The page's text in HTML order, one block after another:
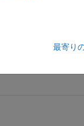
large, however I
最寄り